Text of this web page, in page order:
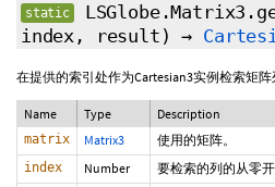
static
index, result)→
在提供的索引处作为Cartesian3实例检索矩阵
Name Type Description
matrix Matrix3 使用的矩阵。
index Number 要检索的列的从零开